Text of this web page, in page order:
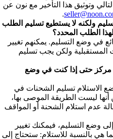
وتوثيق هذا التأخير مع نون عن
.
ولكنه لا يستطيع تسليم الطلب
الطلب المحدد؟
في وضع التسليم. يمكنهم تغيير
المستقبلية ولكن يجب تسليم
مركز حتى إذا كنت في وضع
الاستلام تسليم الشحنات في
ليست الطريقة الموصى بها،
عدم استلام الشحنة أو المواقف
وضع التسليم، فيمكنك تغيير
هي بالنسبة للاستلام: ستحتاج إلى